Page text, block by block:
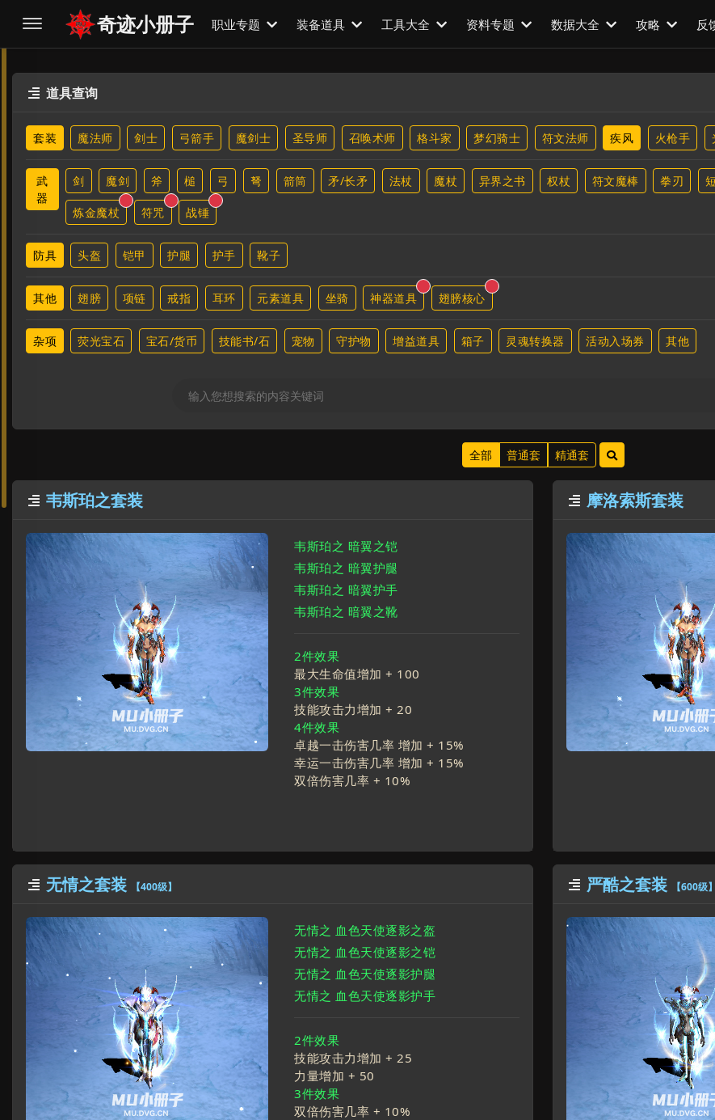
奇迹小册子 职业专题 装备道具 工具大全 资料专题 数据大全 攻略 反
 道具查询
套装 魔法师 剑士 弓箭手 魔剑士 圣导师 召唤术师 格斗家 梦幻骑士 符文法师 疾风 火枪手
武
器
剑 魔剑 斧 槌 弓 弩 箭筒 矛/长矛 法杖 魔杖 异界之书 权杖 符文魔棒 拳刃
炼金魔杖 符咒 战锤
防具 头盔 铠甲 护腿 护手 靴子
其他 翅膀 项链 戒指 耳环 元素道具 坐骑 神器道具 翅膀核心
杂项 荧光宝石 宝石/货币 技能书/石 宠物 守护物 增益道具 箱子 灵魂转换器 活动入场券 其他
全部 普通套 精通套
 韦斯珀之套装
韦斯珀之 暗翼之铠
韦斯珀之 暗翼护腿
韦斯珀之 暗翼护手
韦斯珀之 暗翼之靴
2件效果
最大生命值增加 + 100
3件效果
技能攻击力增加 + 20
4件效果
卓越一击伤害几率 增加 + 15%
幸运一击伤害几率 增加 + 15%
双倍伤害几率 + 10%
 摩洛索斯套装
 无情之套装 【400级】
无情之 血色天使逐影之盔
无情之 血色天使逐影之铠
无情之 血色天使逐影护腿
无情之 血色天使逐影护手
2件效果
技能攻击力增加 + 25
力量增加 + 50
3件效果
双倍伤害几率 + 10%
 严酷之套装 【600级】